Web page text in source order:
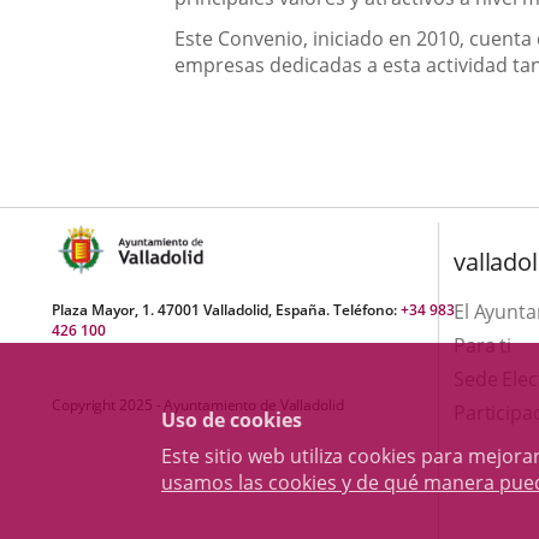
Uso de cookies
Este sitio web utiliza cookies para
usamos las cookies y de qué manera
Este Convenio, iniciado en 2010,
empresas dedicadas a esta actividad
Plaza Mayor, 1. 47001 Valladolid, España. Teléfono:+34 983
426 100
Copyright 2025 - Ayuntamiento de Valladolid
El
Para ti